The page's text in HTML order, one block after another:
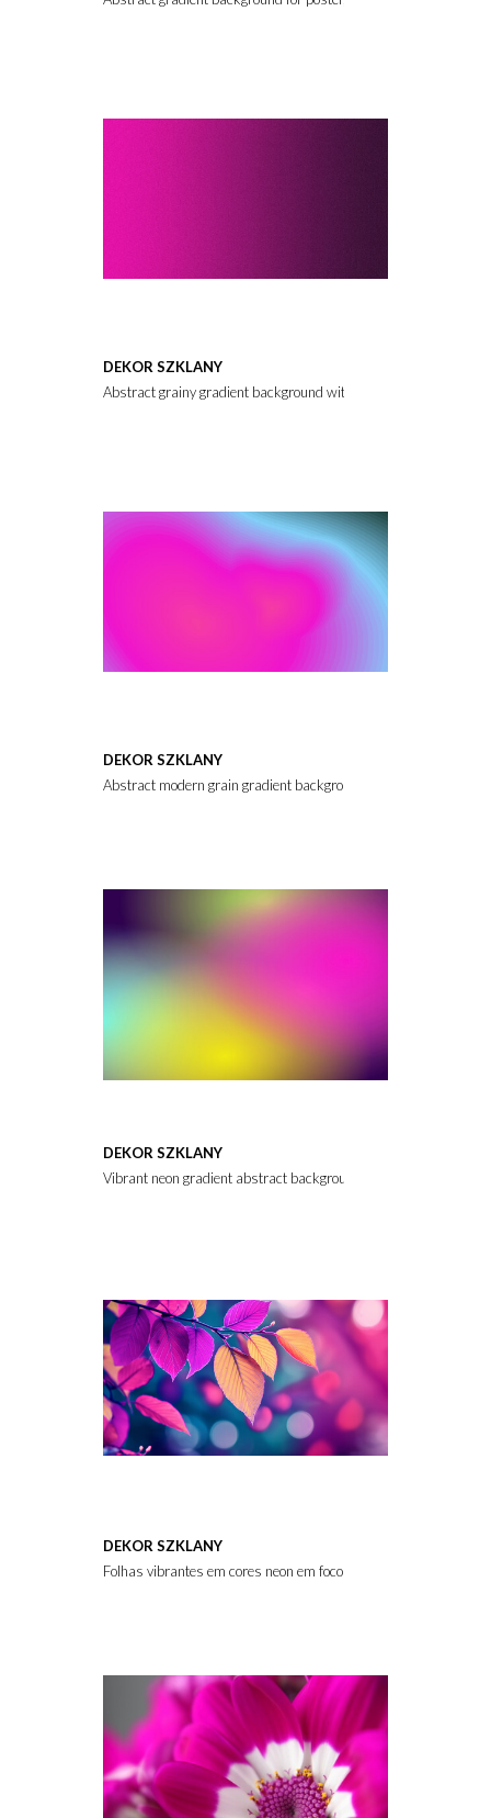
DEKOR SZKLANY
Abstract grainy gradient background with vibrant magenta and
DEKOR SZKLANY
Abstract modern grain gradient background 7K with Black,
DEKOR SZKLANY
Vibrant neon gradient abstract background clear texture.
DEKOR SZKLANY
Folhas vibrantes em cores neon em foco atrás de um primeiro